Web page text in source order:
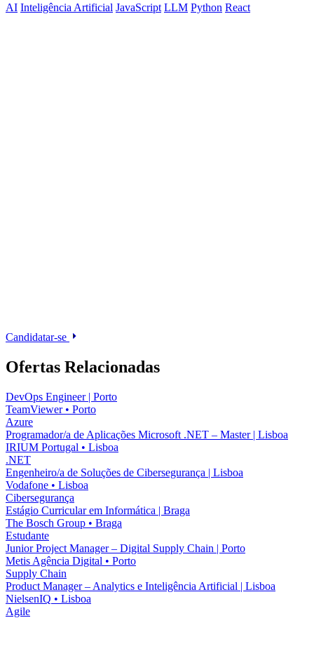
AI Inteligência Artificial JavaScript LLM Python React
Candidatar-se
Ofertas Relacionadas
DevOps Engineer | Porto
TeamViewer • Porto
Azure
Programador/a de Aplicações Microsoft .NET – Master | Lisboa
IRIUM Portugal • Lisboa
.NET
Engenheiro/a de Soluções de Cibersegurança | Lisboa
Vodafone • Lisboa
Cibersegurança
Estágio Curricular em Informática | Braga
The Bosch Group • Braga
Estudante
Junior Project Manager – Digital Supply Chain | Porto
Metis Agência Digital • Porto
Supply Chain
Product Manager – Analytics e Inteligência Artificial | Lisboa
NielsenIQ • Lisboa
Agile